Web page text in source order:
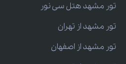
تور مشهد هتل سی نور
تور مشهد از تهران
تور مشهد از اصفهان